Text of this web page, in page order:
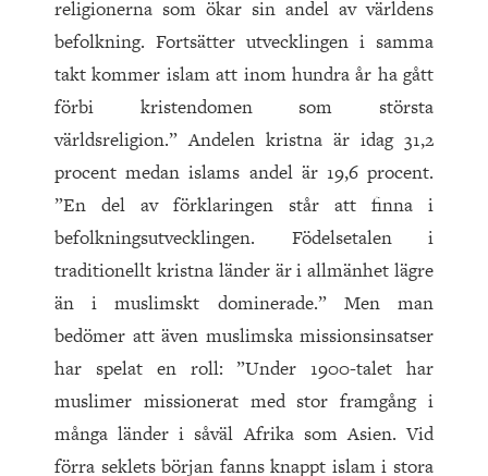
religionerna som ökar sin andel av världens
befolkning. Fortsätter utvecklingen i samma
takt kommer islam att inom hundra år ha gått
förbi kristendomen som största
världsreligion.” Andelen kristna är idag 31,2
procent medan islams andel är 19,6 procent.
”En del av förklaringen står att finna i
befolkningsutvecklingen. Födelsetalen i
traditionellt kristna länder är i allmänhet lägre
än i muslimskt dominerade.” Men man
bedömer att även muslimska missionsinsatser
har spelat en roll: ”Under 1900-talet har
muslimer missionerat med stor framgång i
många länder i såväl Afrika som Asien. Vid
förra seklets början fanns knappt islam i stora